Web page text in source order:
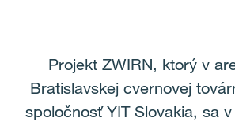
Projekt ZWIRN, ktorý v
Bratislavskej cvernovej
spoločnosť YIT Slovakia, sa